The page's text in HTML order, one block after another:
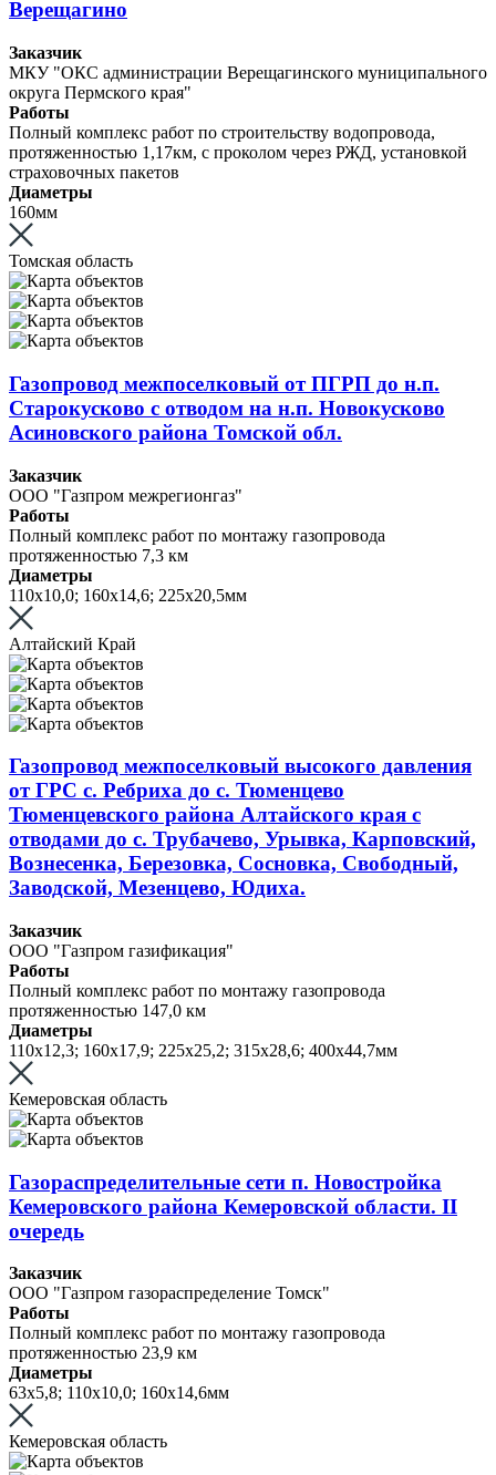
Верещагино
Заказчик
МКУ "ОКС администрации Верещагинского муниципального
округа Пермского края"
Работы
Полный комплекс работ по строительству водопровода,
протяженностью 1,17км, с проколом через РЖД, установкой
страховочных пакетов
Диаметры
160мм
Томская область
Газопровод межпоселковый от ПГРП до н.п.
Старокусково с отводом на н.п. Новокусково
Асиновского района Томской обл.
Заказчик
ООО "Газпром межрегионгаз"
Работы
Полный комплекс работ по монтажу газопровода
протяженностью 7,3 км
Диаметры
110х10,0; 160х14,6; 225х20,5мм
Алтайский Край
Газопровод межпоселковый высокого давления
от ГРС с. Ребриха до с. Тюменцево
Тюменцевского района Алтайского края с
отводами до с. Трубачево, Урывка, Карповский,
Вознесенка, Березовка, Сосновка, Свободный,
Заводской, Мезенцево, Юдиха.
Заказчик
ООО "Газпром газификация"
Работы
Полный комплекс работ по монтажу газопровода
протяженностью 147,0 км
Диаметры
110х12,3; 160х17,9; 225х25,2; 315х28,6; 400х44,7мм
Кемеровская область
Газораспределительные сети п. Новостройка
Кемеровского района Кемеровской области. II
очередь
Заказчик
ООО "Газпром газораспределение Томск"
Работы
Полный комплекс работ по монтажу газопровода
протяженностью 23,9 км
Диаметры
63х5,8; 110х10,0; 160х14,6мм
Кемеровская область